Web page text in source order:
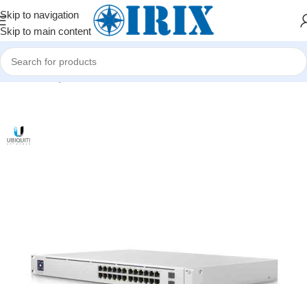
Skip to navigation
Skip to main content
Home/Shop/Şəbəkə avadanlıqları/Kommutatorlar (Switch)